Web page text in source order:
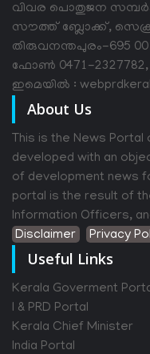
വിവര പൊതുജന
സൗത്ത് ബ്ലോക്ക്,
തിരുവനന്തപുരം-695
ഫോൺ 0471-2327782,
ഇമെയിൽ :
About Us
This is the News
developed with an
of development news
portal is the result of
Information Officers,
Disclaimer
Privacy
Useful Links
Kerala Goverment
I & PRD Portal
Kerala Chief Minister
India Portal